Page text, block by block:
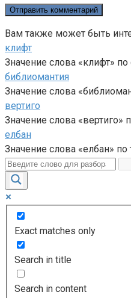
Вам также может быть
клифт
Значение слова «клифт»
библиомантия
Значение слова
вертиго
Значение слова
елбан
Значение слова «елбан»
Exact matches only
Search in title
Search in content